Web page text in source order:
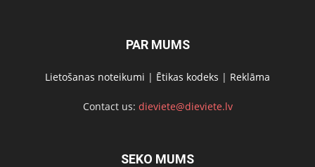
PAR MUMS
Lietošanas noteikumi | Ētikas kodeks | Reklāma
Contact us: dieviete@dieviete.lv
SEKO MUMS